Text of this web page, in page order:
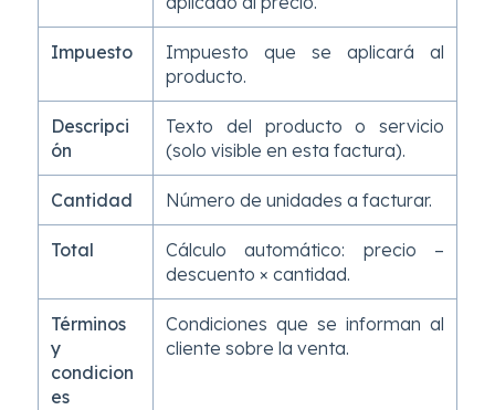
Impuesto
Impuesto que se aplicará al
producto.
Descripci
ón
Texto del producto o servicio
(solo visible en esta factura).
Cantidad Número de unidades a facturar.
Total
Cálculo automático: precio –
descuento × cantidad.
Términos
y
condicion
es
Condiciones que se informan al
cliente sobre la venta.